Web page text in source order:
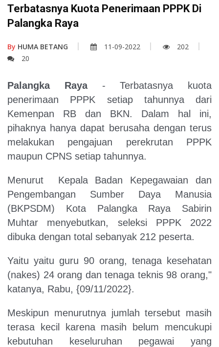
Terbatasnya Kuota Penerimaan PPPK Di
Palangka Raya
By HUMA BETANG 11-09-2022
202
20
Palangka Raya - Terbatasnya kuota
penerimaan PPPK setiap tahunnya dari
Kemenpan RB dan BKN. Dalam hal ini,
pihaknya hanya dapat berusaha dengan terus
melakukan pengajuan perekrutan PPPK
maupun CPNS setiap tahunnya.
Menurut Kepala Badan Kepegawaian dan
Pengembangan Sumber Daya Manusia
(BKPSDM) Kota Palangka Raya Sabirin
Muhtar menyebutkan, seleksi PPPK 2022
dibuka dengan total sebanyak 212 peserta.
Yaitu yaitu guru 90 orang, tenaga kesehatan
(nakes) 24 orang dan tenaga teknis 98 orang,"
katanya, Rabu, {09/11/2022}.
Meskipun menurutnya jumlah tersebut masih
terasa kecil karena masih belum mencukupi
kebutuhan keseluruhan pegawai yang